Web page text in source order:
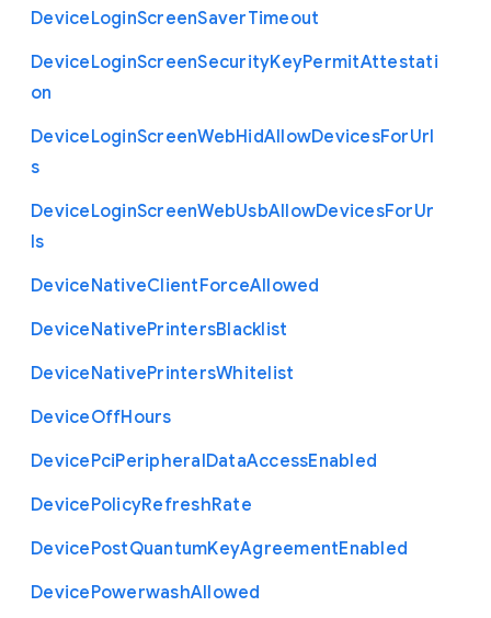
DeviceLoginScreenSaverTimeout
DeviceLoginScreenSecurityKeyPermitAttestati
on
DeviceLoginScreenWebHidAllowDevicesForUrl
s
DeviceLoginScreenWebUsbAllowDevicesForUr
ls
DeviceNativeClientForceAllowed
DeviceNativePrintersBlacklist
DeviceNativePrintersWhitelist
DeviceOffHours
DevicePciPeripheralDataAccessEnabled
DevicePolicyRefreshRate
DevicePostQuantumKeyAgreementEnabled
DevicePowerwashAllowed